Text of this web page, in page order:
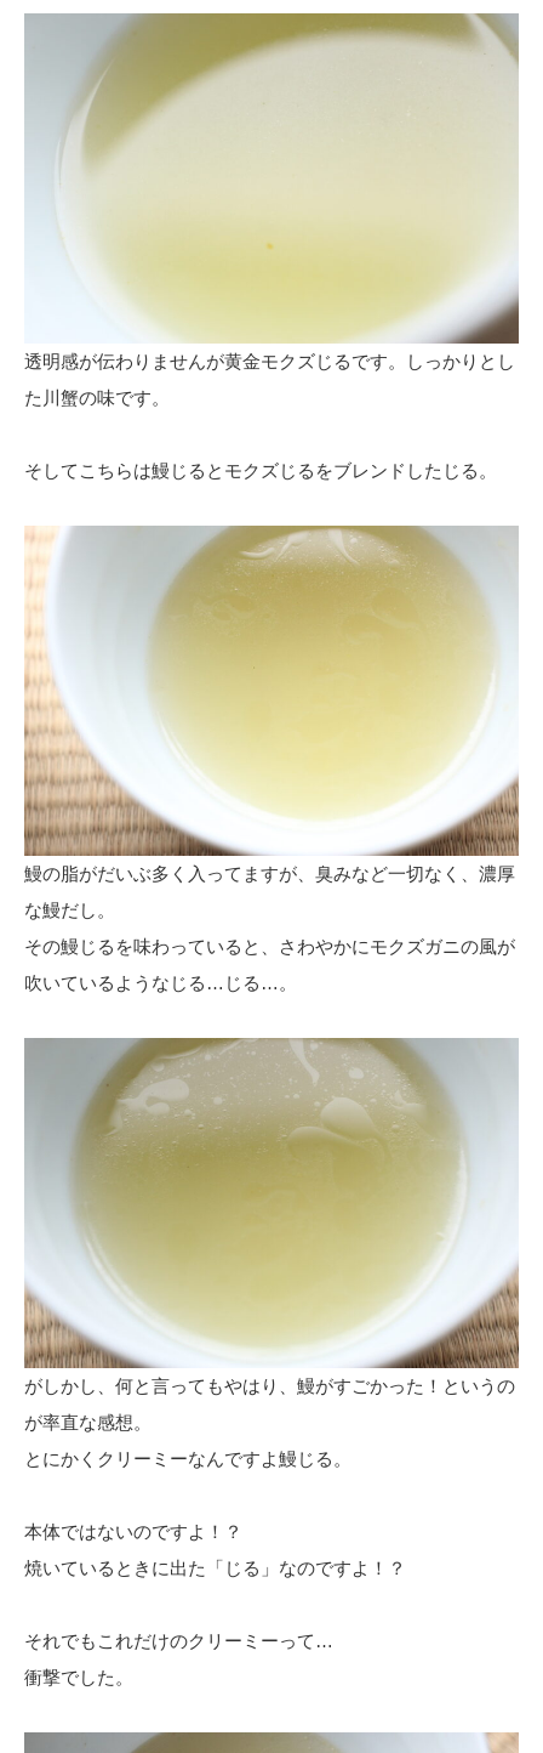
透明感が伝わりませんが黄金モクズじるです。しっかりとし
た川蟹の味です。
そしてこちらは鰻じるとモクズじるをブレンドしたじる。
鰻の脂がだいぶ多く入ってますが、臭みなど一切なく、濃厚
な鰻だし。
その鰻じるを味わっていると、さわやかにモクズガニの風が
吹いているようなじる…じる…。
がしかし、何と言ってもやはり、鰻がすごかった！というの
が率直な感想。
とにかくクリーミーなんですよ鰻じる。
本体ではないのですよ！？
焼いているときに出た「じる」なのですよ！？
それでもこれだけのクリーミーって…
衝撃でした。